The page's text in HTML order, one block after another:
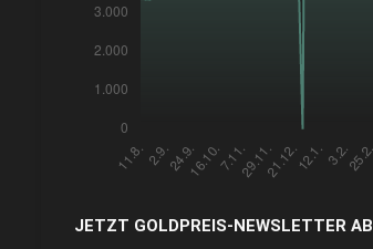
JETZT GOLDPREIS-NEWSLETTER